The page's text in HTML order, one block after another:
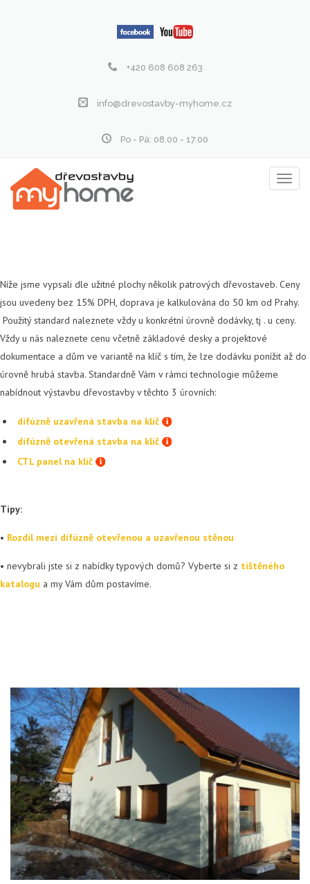
+420 608 608 263
info@drevostavby-myhome.cz
Po - Pá: 08.00 - 17.00
menu
Níže jsme vypsali dle užitné plochy několik patrových dřevostaveb. Ceny
jsou uvedeny bez 15% DPH, doprava je kalkulována do 50 km od Prahy.
Použitý standard naleznete vždy u konkrétní úrovně dodávky, tj . u ceny.
Vždy u nás naleznete cenu včetně základové desky a projektové
dokumentace a dům ve variantě na klíč s tím, že lze dodávku ponížit až do
úrovně hrubá stavba. Standardně Vám v rámci technologie můžeme
nabídnout výstavbu dřevostavby v těchto 3 úrovních:
difúzně uzavřená stavba na klíč
difúzně otevřená stavba na klíč
CTL panel na klíč
Tipy:
• Rozdíl mezi difúzně otevřenou a uzavřenou stěnou
• nevybrali jste si z nabídky typových domů? Vyberte si z tištěného
katalogu a my Vám dům postavíme.